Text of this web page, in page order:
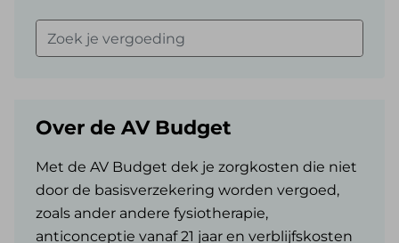
Zoek je vergoeding
Over de AV Budget
Met de AV Budget dek je zorgkosten die niet
door de basisverzekering worden vergoed,
zoals ander andere fysiotherapie,
anticonceptie vanaf 21 jaar en verblijfskosten